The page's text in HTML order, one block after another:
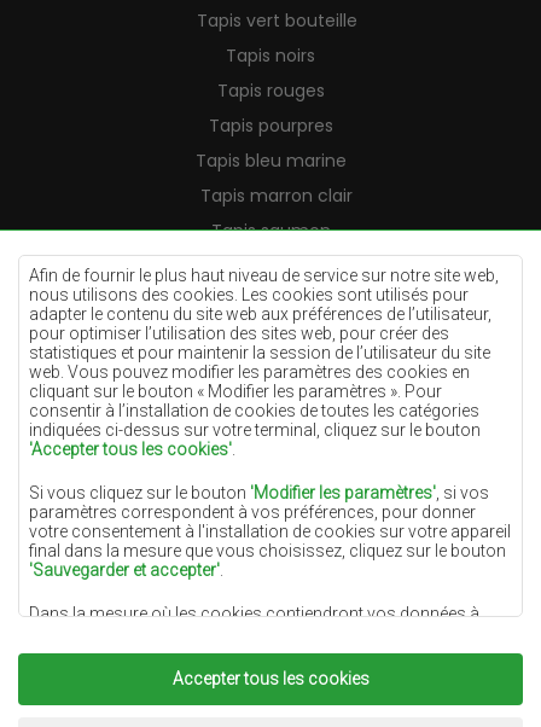
Afin de fournir le plus haut niveau de service sur notre site web,
nous utilisons des cookies. Les cookies sont utilisés pour
adapter le contenu du site web aux préférences de l’utilisateur,
pour optimiser l’utilisation des sites web, pour créer des
statistiques et pour maintenir la session de l’utilisateur du site
web. Vous pouvez modifier les paramètres des cookies en
cliquant sur le bouton « Modifier les paramètres ». Pour
consentir à l’installation de cookies de toutes les catégories
indiquées ci-dessus sur votre terminal, cliquez sur le bouton
'Accepter tous les cookies'
Si vous cliquez sur le bouton 'Modifier les paramètres' , si vos
paramètres correspondent à vos préférences, pour donner
votre consentement à l'installation de cookies sur votre appareil
final dans la mesure que vous choisissez, cliquez sur le bouton
'Sauvegarder et accepter'
Dans la mesure où les cookies contiendront vos données à
du responsable du traitement des données (DYWANYCHEMEX)
ou de tiers sous la forme de la fourniture de services de haute
qualité sur notre site Web et des activités de marketing du
responsable du traitement des données et de ses Partenaires de
Accepter tous les cookies
Tapis vert bouteille
Tapis noirs
Tapis rouges
Tapis pourpres
Tapis bleu marine
Tapis marron clair
Tapis saumon
Tapis crème
Tapis lilas
Tapis jaunes
Tapis menthe
Tapis bleus
Tapis oranges
Tapis gris
Tapis terre cuite
Tapis dorés